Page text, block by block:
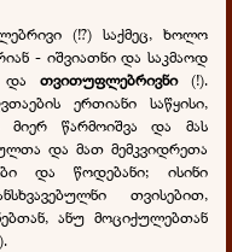
(!?) საქმეც, ხოლო
- იშვიათნი და საკმაოდ
დათვითუფლებრივნი (!).
ერთიანი საწყისი,
წარმოიშვა და მას
და მათ მემკვიდრეთა
და წოდებანი; ისინი
თვისებით,
ანუ მოციქულებთან